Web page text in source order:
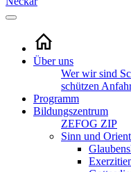
Über uns
Wer wir sind
schützen
Programm
Bildungszentrum
ZEFOG ZIP
Sinn und